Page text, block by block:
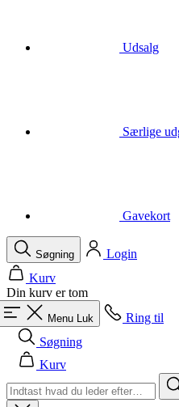
Din kurv er tom
Menu Luk
Ring til
Kurv
Mænd
Alle i kategori Mænd